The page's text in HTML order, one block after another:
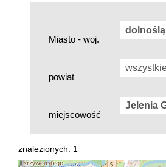
Miasto - woj.
powiat
miejscowość
znalezionych: 1